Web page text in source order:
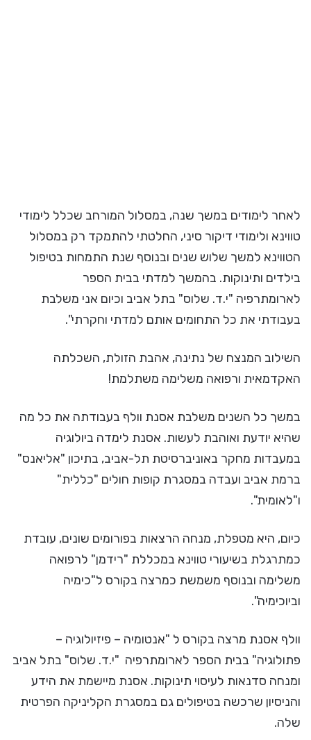
לאחר לימודים במשך שנה, במסלול המורחב שכלל לימודי
טווינא ולימודי דיקור סיני, החלטתי להתמקד רק במסלול
הטווינא למשך שלוש שנים ובנוסף שנת התמחות בטיפול
בילדים ותינוקות. בהמשך למדתי בבית הספר
לארומתרפיה "י.ד. שלוס" בתל אביב וכיום אני משלבת
בעבודתי את כל התחומים אותם למדתי וחקרתי".
השילוב המנצח של נתינה, אהבת הזולת, השכלתה
האקדמאית ורפואה משלימה משתלמת!
במשך כל השנים משלבת אסנת וולף בעבודתה את כל מה
שהיא יודעת ואוהבת לעשות. אסנת לימדה ביולוגיה
במעבדות מחקר באוניברסיטת תל-אביב, בתיכון "אליאנס"
ברמת אביב ועבדה במסגרת קופות חולים "כללית"
ו"לאומית".
כיום, היא מטפלת, מנחה הרצאות בפורומים שונים, עובדת
כמתרגלת בשיעורי טווינא במכללת "רידמן" לרפואה
משלימה ובנוסף משמשת כמרצה בקורס ל"כימיה
וביוכימיה".
וולף אסנת מרצה בקורס ל "אנטומיה – פיזיולוגיה –
פתולוגיה" בבית הספר לארומתרפיה "י.ד. שלוס" בתל אביב
ומנחה סדנאות לעיסוי תינוקות. אסנת מיישמת את הידע
והניסיון שרכשה בטיפולים גם במסגרת הקליניקה הפרטית
שלה.